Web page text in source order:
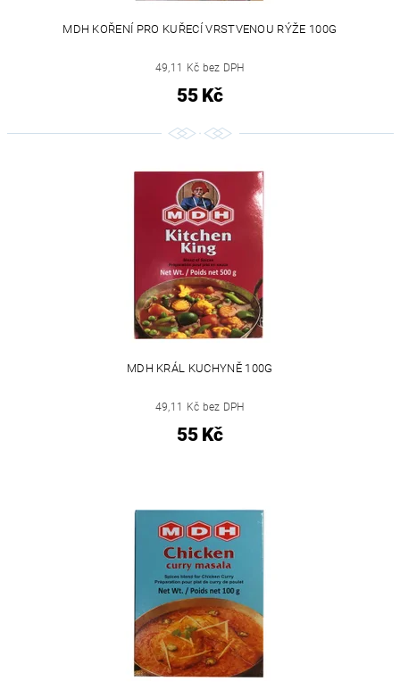
MDH KOŘENÍ PRO KUŘECÍ VRSTVENOU RÝŽE 100G
49,11 Kč bez DPH
55 Kč
MDH KRÁL KUCHYNĚ 100G
49,11 Kč bez DPH
55 Kč